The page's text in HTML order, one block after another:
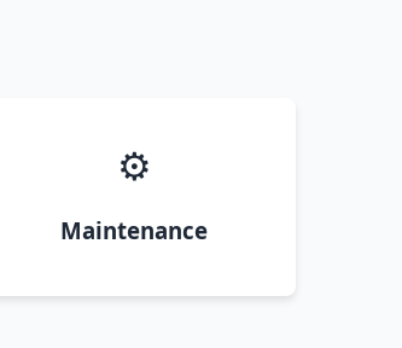
⚙️
Maintenance